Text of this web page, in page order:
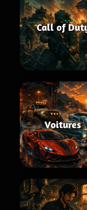
Call of
Voitures